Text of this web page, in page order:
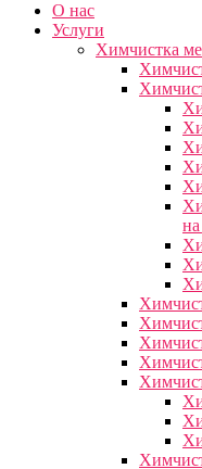
О нас
Услуги
Химчистка